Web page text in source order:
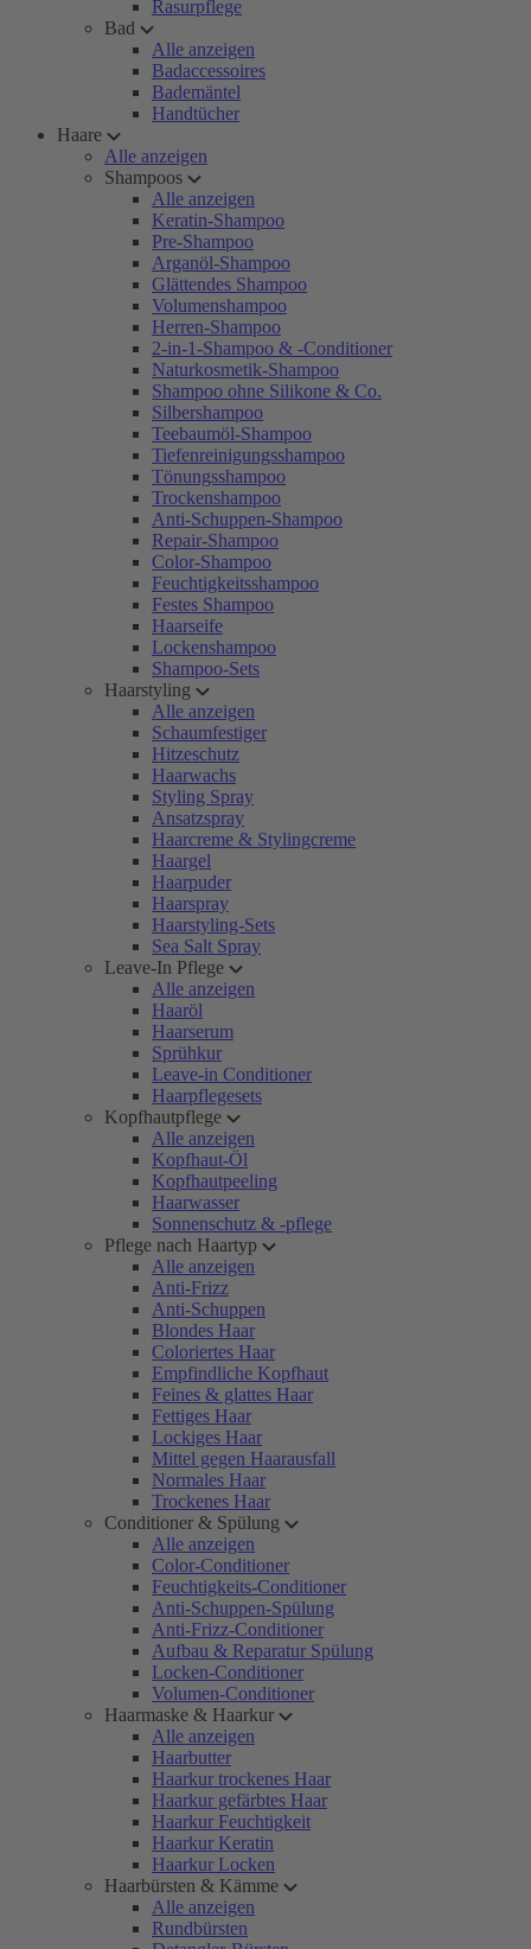
Rasurpflege
Bad
Alle anzeigen
Badaccessoires
Bademäntel
Handtücher
Haare
Alle anzeigen
Shampoos
Alle anzeigen
Keratin-Shampoo
Pre-Shampoo
Arganöl-Shampoo
Glättendes Shampoo
Volumenshampoo
Herren-Shampoo
2-in-1-Shampoo & -Conditioner
Naturkosmetik-Shampoo
Shampoo ohne Silikone & Co.
Silbershampoo
Teebaumöl-Shampoo
Tiefenreinigungsshampoo
Tönungsshampoo
Trockenshampoo
Anti-Schuppen-Shampoo
Repair-Shampoo
Color-Shampoo
Feuchtigkeitsshampoo
Festes Shampoo
Haarseife
Lockenshampoo
Shampoo-Sets
Haarstyling
Alle anzeigen
Schaumfestiger
Hitzeschutz
Haarwachs
Styling Spray
Ansatzspray
Haarcreme & Stylingcreme
Haargel
Haarpuder
Haarspray
Haarstyling-Sets
Sea Salt Spray
Leave-In Pflege
Alle anzeigen
Haaröl
Haarserum
Sprühkur
Leave-in Conditioner
Haarpflegesets
Kopfhautpflege
Alle anzeigen
Kopfhaut-Öl
Kopfhautpeeling
Haarwasser
Sonnenschutz & -pflege
Pflege nach Haartyp
Alle anzeigen
Anti-Frizz
Anti-Schuppen
Blondes Haar
Coloriertes Haar
Empfindliche Kopfhaut
Feines & glattes Haar
Fettiges Haar
Lockiges Haar
Mittel gegen Haarausfall
Normales Haar
Trockenes Haar
Conditioner & Spülung
Alle anzeigen
Color-Conditioner
Feuchtigkeits-Conditioner
Anti-Schuppen-Spülung
Anti-Frizz-Conditioner
Aufbau & Reparatur Spülung
Locken-Conditioner
Volumen-Conditioner
Haarmaske & Haarkur
Alle anzeigen
Haarbutter
Haarkur trockenes Haar
Haarkur gefärbtes Haar
Haarkur Feuchtigkeit
Haarkur Keratin
Haarkur Locken
Haarbürsten & Kämme
Alle anzeigen
Rundbürsten